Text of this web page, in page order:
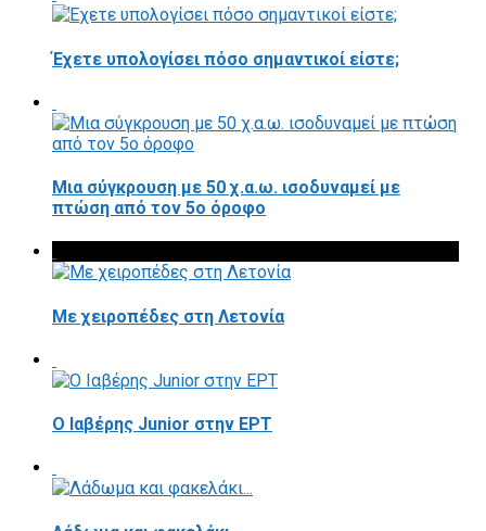
Έχετε υπολογίσει πόσο σημαντικοί είστε;
Μια σύγκρουση με 50 χ.α.ω. ισοδυναμεί με
πτώση από τον 5ο όροφο
Με χειροπέδες στη Λετονία
Ο Ιαβέρης Junior στην ΕΡΤ